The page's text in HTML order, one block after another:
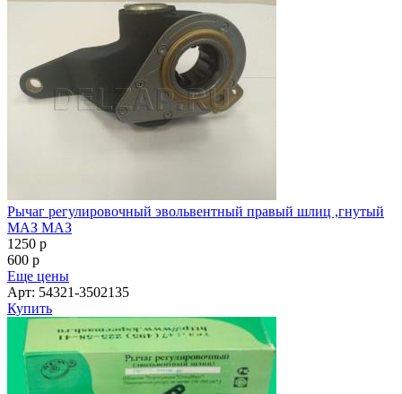
Рычаг регулировочный эвольвентный правый шлиц ,гнутый
МАЗ МАЗ
1250 p
600 p
Еще цены
Арт: 54321-3502135
Купить